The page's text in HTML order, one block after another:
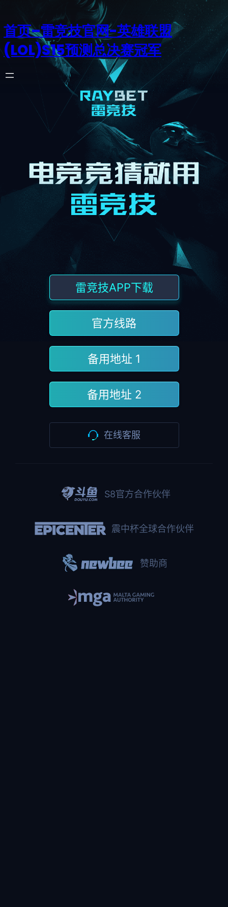
首页–雷竞技官网-英雄联盟
(LOL)S15预测总决赛冠军